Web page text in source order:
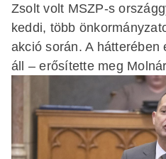
Zsolt volt MSZP-s
keddi, több
akció során. A
áll – erősítette meg